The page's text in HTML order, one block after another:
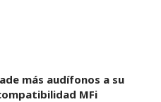
más audífonos a su
MFi